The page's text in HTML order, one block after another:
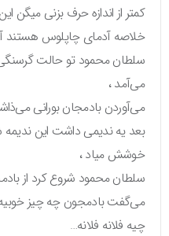
کمتر از اندازه حرف بزنی میگن
خلاصه آدمای چاپلوس هستند
سلطان محمود تو حالت
می‌آمد ،
می‌آوردن بادمجان بورانی
بعد یه ندیمی داشت این ندیمه
خوشش میاد ،
سلطان محمود شروع کرد از
می‌گفت بادمجون چه چیز خوبیه
چیه فلانه فلانه…